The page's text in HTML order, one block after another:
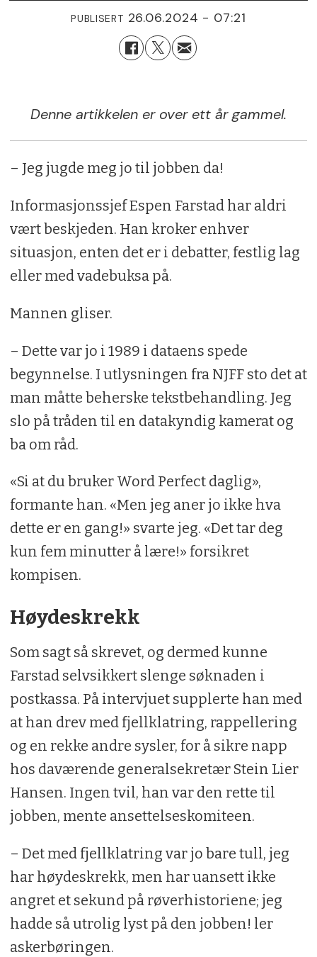
PUBLISERT 26.06.2024 - 07:21
Denne artikkelen er over ett år gammel.
– Jeg jugde meg jo til jobben da!
Informasjonssjef Espen Farstad har aldri
vært beskjeden. Han kroker enhver
situasjon, enten det er i debatter, festlig lag
eller med vadebuksa på.
Mannen gliser.
– Dette var jo i 1989 i dataens spede
begynnelse. I utlysningen fra NJFF sto det at
man måtte beherske tekstbehandling. Jeg
slo på tråden til en datakyndig kamerat og
ba om råd.
«Si at du bruker Word Perfect daglig»,
formante han. «Men jeg aner jo ikke hva
dette er en gang!» svarte jeg. «Det tar deg
kun fem minutter å lære!» forsikret
kompisen.
Høydeskrekk
Som sagt så skrevet, og dermed kunne
Farstad selvsikkert slenge søknaden i
postkassa. På intervjuet supplerte han med
at han drev med fjellklatring, rappellering
og en rekke andre sysler, for å sikre napp
hos daværende generalsekretær Stein Lier
Hansen. Ingen tvil, han var den rette til
jobben, mente ansettelseskomiteen.
– Det med fjellklatring var jo bare tull, jeg
har høydeskrekk, men har uansett ikke
angret et sekund på røverhistoriene; jeg
hadde så utrolig lyst på den jobben! ler
askerbøringen.